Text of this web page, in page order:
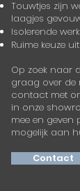
Touwtjes zijn
laagjes
Isolerende
Ruime keuze
Op zoek naar
graag over de
contact met
in onze
mee en geven
mogelijk aan
Contact